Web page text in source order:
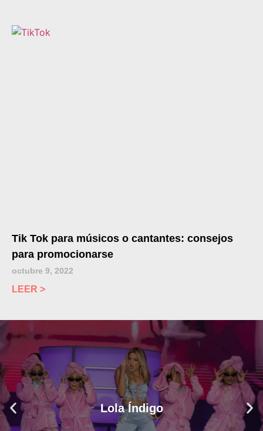
Tik Tok para músicos o cantantes: consejos
para promocionarse
octubre 9, 2022
LEER >
Lola Índigo